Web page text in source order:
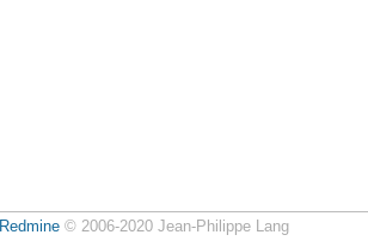
Redmine© 2006-2020 Jean-Philippe Lang